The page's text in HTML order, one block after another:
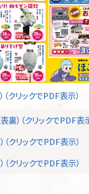
クリックでPDF表示）
）（クリックでPDF表
クリックでPDF表示）
クリックでPDF表示）